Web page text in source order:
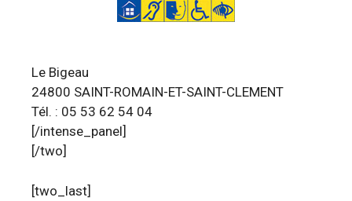
Le Bigeau
24800 SAINT-ROMAIN-ET-SAINT-CLEMENT
Tél. : 05 53 62 54 04
[/intense_panel]
[/two]
[two_last]